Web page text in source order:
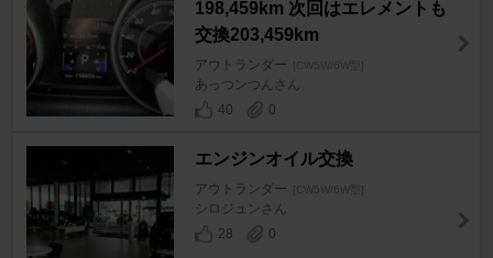
198,459km 次回はエレメントも
交換203,459km
アウトランダー [CW5W/6W型]
あっつンつんさん
40
0
エンジンオイル交換
アウトランダー [CW5W/6W型]
シロジュンさん
28
0